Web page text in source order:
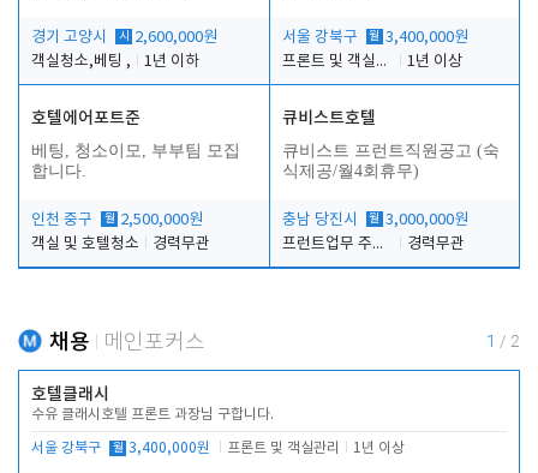
경기 고양시 시
2,600,000원
객실청소,베팅 ,
1년 이하
서울 강북구 월 3,400,000원
프론트 및 객실관리
1년 이상
호텔에어포트준
베팅, 청소이모, 부부팀 모집
합니다.
인천 중구 월 2,500,000원
객실 및 호텔청소
경력무관
큐비스트호텔
큐비스트 프런트직원공고 (숙
식제공/월4회휴무)
충남 당진시 월 3,000,000원
프런트업무 주간, 야간
경력무관
채용 메인포커스 1 / 2
호텔클래시
수유 클래시호텔 프론트 과장님 구합니다.
서울 강북구 월 3,400,000원 프론트 및 객실관리 1년 이상